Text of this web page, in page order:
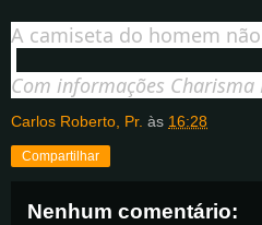
A camiseta do homem
Com informações Charisma
Carlos Roberto, Pr. às 16:28
Compartilhar
Nenhum comentário: